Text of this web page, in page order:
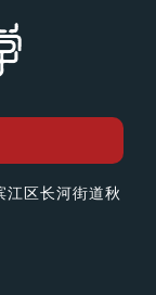
区长河街道秋